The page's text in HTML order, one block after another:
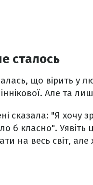
сталось
що вірить у
Але та
сказала: "Я
б класно". Уявіть
на весь світ,